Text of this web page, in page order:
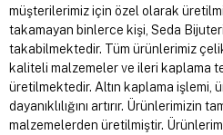
müşterilerimiz için özel olarak
takamayan binlerce kişi, Seda
takabilmektedir. Tüm ürünlerimiz
kaliteli malzemeler ve ileri kaplama
üretilmektedir. Altın kaplama işlemi,
dayanıklılığını artırır. Ürünlerimizin
malzemelerden üretilmiştir.